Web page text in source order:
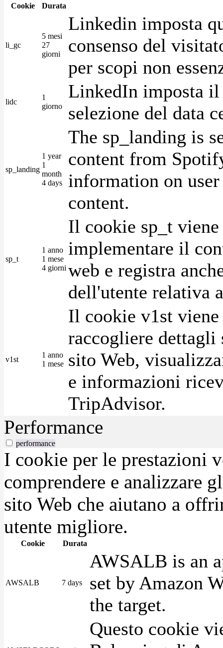
Cookie Durata
li_gc
5 mesi
27
giorni
Linkedin imposta
consenso del
per scopi non
lidc
1
giorno
LinkedIn imposta
selezione del data
sp_landing
1 year
1
month
4 days
The sp_landing is
content from
information on
content.
sp_t
1 anno
1 mese
4 giorni
Il cookie sp_t
implementare il
web e registra
dell'utente relativa
v1st
1 anno
1 mese
Il cookie v1st
raccogliere
sito Web,
e informazioni
TripAdvisor.
Performance
performance
I cookie per le prestazioni
comprendere e analizzare
sito Web che aiutano a
utente migliore.
Cookie Durata
AWSALB 7 days
AWSALB is an
set by Amazon
the target.
Questo cookie